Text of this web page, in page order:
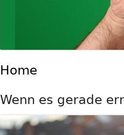
Home
Wenn es gerade